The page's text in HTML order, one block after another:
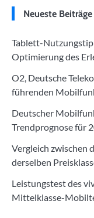
Neueste Beiträge
Tablett-
Optimierung des
O2, Deutsche
führenden
Deutscher
Trendprognose für
Vergleich zwischen
derselben
Leistungstest des
Mittelklasse-